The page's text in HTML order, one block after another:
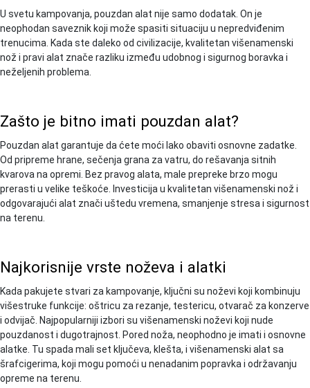
U svetu kampovanja, pouzdan alat nije samo dodatak. On je
neophodan saveznik koji može spasiti situaciju u nepredviđenim
trenucima. Kada ste daleko od civilizacije, kvalitetan višenamenski
nož i pravi alat znače razliku između udobnog i sigurnog boravka i
neželjenih problema.
Zašto je bitno imati pouzdan alat?
Pouzdan alat garantuje da ćete moći lako obaviti osnovne zadatke.
Od pripreme hrane, sečenja grana za vatru, do rešavanja sitnih
kvarova na opremi. Bez pravog alata, male prepreke brzo mogu
prerasti u velike teškoće. Investicija u kvalitetan višenamenski nož i
odgovarajući alat znači uštedu vremena, smanjenje stresa i sigurnost
na terenu.
Najkorisnije vrste noževa i alatki
Kada pakujete stvari za kampovanje, ključni su noževi koji kombinuju
višestruke funkcije: oštricu za rezanje, testericu, otvarač za konzerve
i odvijač. Najpopularniji izbori su višenamenski noževi koji nude
pouzdanost i dugotrajnost. Pored noža, neophodno je imati i osnovne
alatke. Tu spada mali set ključeva, klešta, i višenamenski alat sa
šrafcigerima, koji mogu pomoći u nenadanim popravka i održavanju
opreme na terenu.